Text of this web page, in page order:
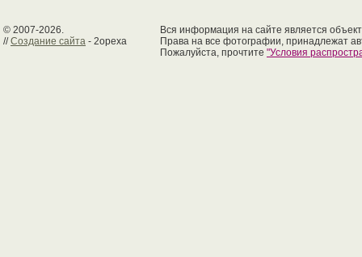
© 2007-2026.
//Создание сайта - 2opexa
Вся информация на сайте является
Права на все фотографии, принадлежат
Пожалуйста, прочтите "Условия